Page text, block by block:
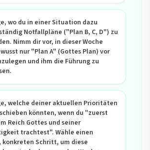
wo du in einer Situation dazu
Notfallpläne ("Plan B, C, D") zu
Nimm dir vor, in dieser Woche
nur "Plan A" (Gottes Plan) vor
und ihm die Führung zu
welche deiner aktuellen Prioritäten
könnten, wenn du "zuerst
Reich Gottes und seiner
trachtest". Wähle einen
konkreten Schritt, um diese